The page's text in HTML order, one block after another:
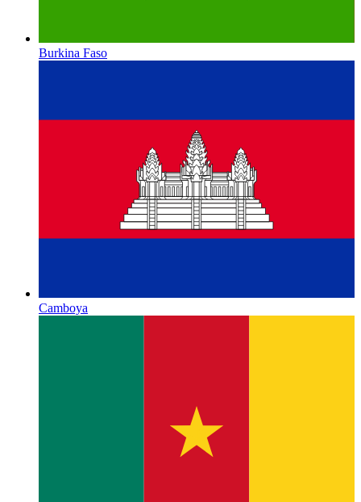
Burkina Faso
Camboya